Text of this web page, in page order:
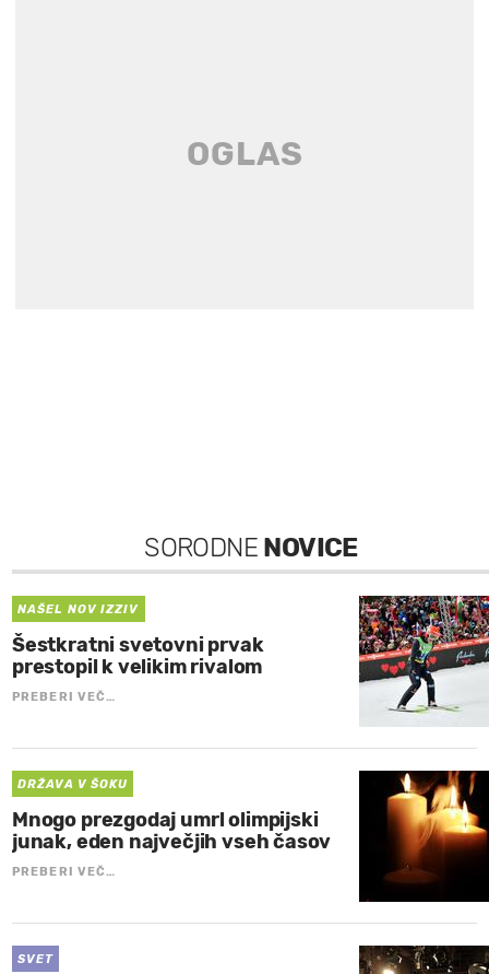
SORODNE NOVICE
NAŠEL NOV IZZIV
Šestkratni svetovni prvak
prestopil k velikim rivalom
PREBERI VEČ…
DRŽAVA V ŠOKU
Mnogo prezgodaj umrl olimpijski
junak, eden največjih vseh časov
PREBERI VEČ…
SVET